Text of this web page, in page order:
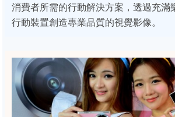
消費者所需的行動解決方案，透過充滿
行動裝置創造專業品質的視覺影像。